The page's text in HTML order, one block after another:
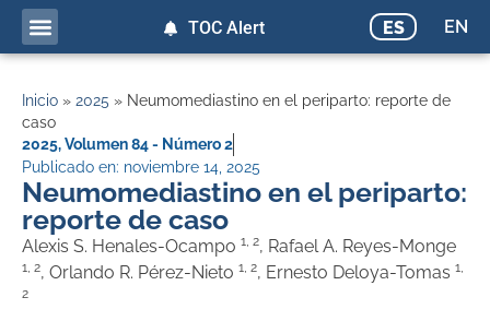
ES EN
TOC Alert
Inicio » 2025 » Neumomediastino en el periparto: reporte de
caso
2025,Volumen 84 - Número 2
Publicado en: noviembre 14, 2025
Neumomediastino en el periparto:
reporte de caso
Alexis S. Henales-Ocampo 1, 2, Rafael A. Reyes-Monge
1, 2, Orlando R. Pérez-Nieto 1, 2, Ernesto Deloya-Tomas 1,
2